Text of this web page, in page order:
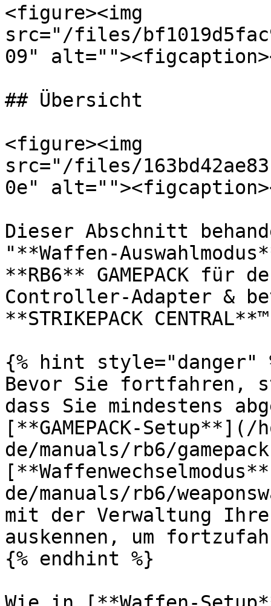
<figure><img
src="/files/
09"
## Übersicht
<figure><img
src="/files/
0e"
Dieser Abschnitt
"**Waffen-
**RB6** GAMEPACK für
Controller-Adapter &
**STRIKEPACK
{% hint style="danger"
Bevor Sie fortfahren,
dass Sie mindestens
[**GAMEPACK-
de/manuals/rb6/
de/manuals/rb6/
mit der Verwaltung
auskennen, um
{% endhint %}